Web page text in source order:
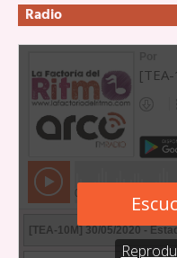
Radio